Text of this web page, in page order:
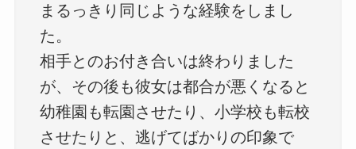
まるっきり同じような経験をしまし
た。
相手とのお付き合いは終わりました
が、その後も彼女は都合が悪くなると
幼稚園も転園させたり、小学校も転校
させたりと、逃げてばかりの印象で